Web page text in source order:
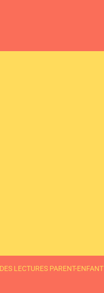
LECTURES PARENT-ENFANT